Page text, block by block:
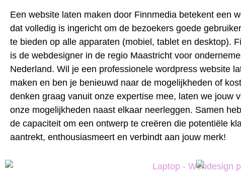
Een website laten maken door Finnmedia betekent een
dat volledig is ingericht om de bezoekers goede
te bieden op alle apparaten (mobiel, tablet en desktop).
is de webdesigner in de regio Maastricht voor
Nederland. Wil je een professionele wordpress website
maken en ben je benieuwd naar de mogelijkheden of
denken graag vanuit onze expertise mee, laten we jouw
onze mogelijkheden naast elkaar neerleggen. Samen
de capaciteit om een ontwerp te creëren die potentiële
aantrekt, enthousiasmeert en verbindt aan jouw merk!